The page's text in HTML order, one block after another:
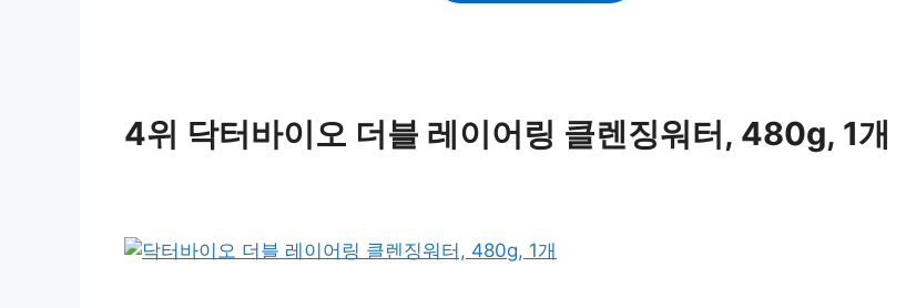
4위 닥터바이오 더블 레이어링 클렌징워터, 480g, 1개